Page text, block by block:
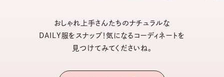
おしゃれ上手さんたちのナチュラルな
DAILY服をスナップ！気になるコーディネートを
見つけてみてくださいね。